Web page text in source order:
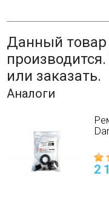
Данный
или заказать.
Аналоги
2